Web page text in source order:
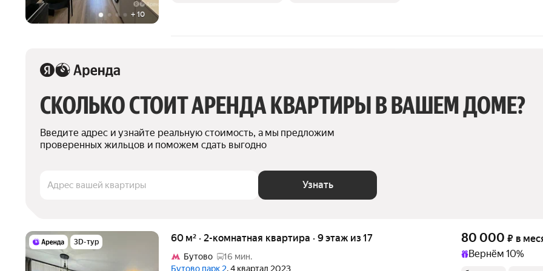
+ 10
СКОЛЬКО СТОИТ АРЕНДА КВАРТИРЫ В ВАШЕМ ДОМЕ?
Введите адрес и узнайте реальную стоимость, а мы предложим
проверенных жильцов и поможем сдать выгодно
Адрес вашей квартиры Узнать
3D-тур 60 м² · 2-комнатная квартира · 9 этаж из 17
Бутово
16 мин.
Бутово парк 2, 4 квартал 2023
80 000 ₽ в
Вернём 10%